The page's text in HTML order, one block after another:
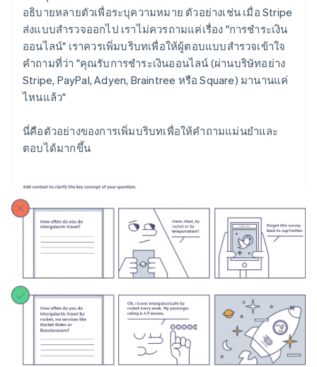
อธิบายหลายตัวเพื่อระบุความหมาย ตัวอย่างเช่น เมื่อ Stripe
ส่งแบบสำรวจออกไป เราไม่ควรถามแค่เรื่อง "การชำระเงิน
ออนไลน์" เราควรเพิ่มบริบทเพื่อให้ผู้ตอบแบบสำรวจเข้าใจ
คำถามที่ว่า "คุณรับการชำระเงินออนไลน์ (ผ่านบริษัทอย่าง
Stripe, PayPal, Adyen, Braintree หรือ Square) มานานแค่
ไหนแล้ว"
นี่คือตัวอย่างของการเพิ่มบริบทเพื่อให้คำถามแม่นยำและ
ตอบได้มากขึ้น